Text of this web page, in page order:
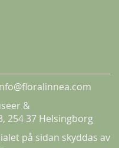
&
, 254 37 Helsingborg
på sidan skyddas av